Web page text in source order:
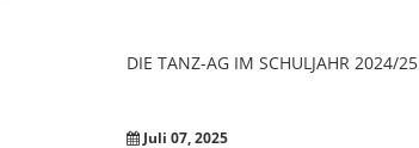
DIE TANZ-AG IM SCHULJAHR 2024/25
Juli 07, 2025